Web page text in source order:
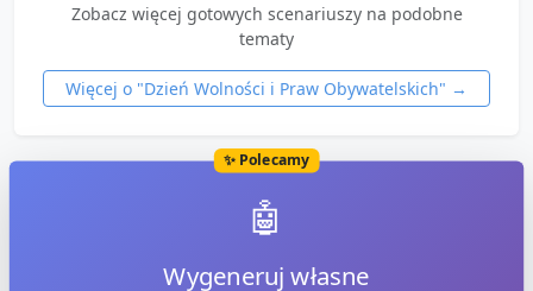
Zobacz więcej gotowych scenariuszy na podobne
tematy
Więcej o "Dzień Wolności i Praw Obywatelskich" →
✨ Polecamy
🤖
Wygeneruj własne